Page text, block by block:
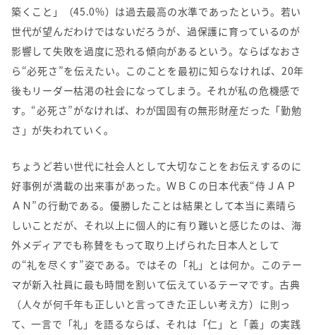
築くこと」（45.0%）は過去最高の水準であったという。若い
世代が望んだわけではないだろうが、過保護に育っているのが
影響して失敗を過度に恐れる傾向があるという。ならばなおさ
ら“必死さ”を伝えたい。このことを最初に知らなければ、20年
後もリーダー枯渇の社会になってしまう。それが私の危機感で
す。“必死さ”がなければ、わが国固有の無形財産だった「勤勉
さ」が失われていく。
ちょうど若い世代に社会人として大切なことをお伝えするのに
好事例が満載の出来事があった。ＷＢＣの日本代表“侍ＪＡＰ
ＡＮ”の行動である。優勝したことは結果として本当に素晴ら
しいことだが、それ以上に個人的に有り難いと感じたのは、海
外メディアでも称賛をもって取り上げられた日本人として
の“礼を尽くす”姿である。ではその「礼」とは何か。このテー
マが新入社員に最も時間を割いて伝えているテーマです。古典
（人々が何千年も正しいと言ってきた正しい考え方）に則っ
て、一言で「礼」を語るならば、それは「仁」と「義」の実践